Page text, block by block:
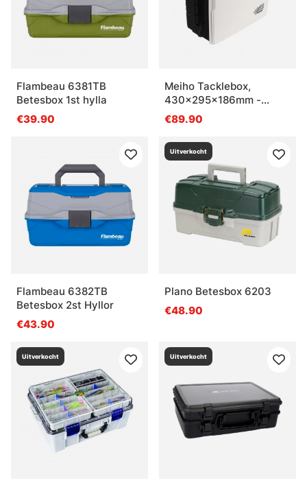
Flambeau 6381TB
Betesbox 1st hylla
€39.90
Meiho Tacklebox,
430x295x186mm -
Black
€89.90
Flambeau 6382TB
Betesbox 2st Hyllor
€43.90
Uitverkocht
Plano Betesbox 6203
€48.90
Uitverkocht Uitverkocht